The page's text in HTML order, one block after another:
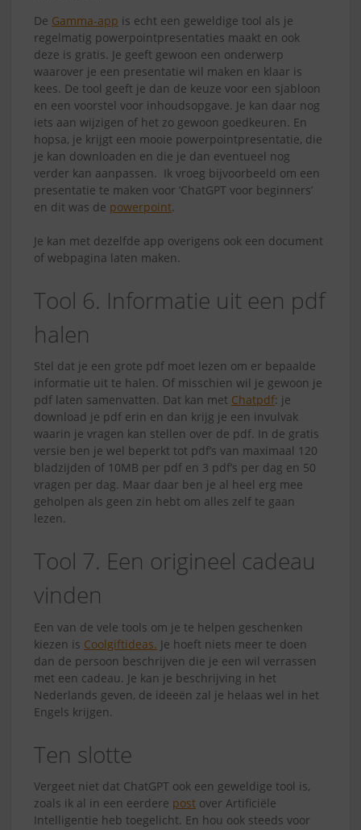
De Gamma-app is echt een geweldige tool als je
regelmatig powerpointpresentaties maakt en ook
deze is gratis. Je geeft gewoon een onderwerp
waarover je een presentatie wil maken en klaar is
kees. De tool geeft je dan de keuze voor een sjabloon
en een voorstel voor inhoudsopgave. Je kan daar nog
iets aan wijzigen of het zo gewoon goedkeuren. En
hopsa, je krijgt een mooie powerpointpresentatie, die
je kan downloaden en die je dan eventueel nog
verder kan aanpassen. Ik vroeg bijvoorbeeld om een
presentatie te maken voor ‘ChatGPT voor beginners’
en dit was de powerpoint.
Je kan met dezelfde app overigens ook een document
of webpagina laten maken.
Tool 6. Informatie uit een pdf
halen
Stel dat je een grote pdf moet lezen om er bepaalde
informatie uit te halen. Of misschien wil je gewoon je
pdf laten samenvatten. Dat kan met Chatpdf: je
download je pdf erin en dan krijg je een invulvak
waarin je vragen kan stellen over de pdf. In de gratis
versie ben je wel beperkt tot pdf’s van maximaal 120
bladzijden of 10MB per pdf en 3 pdf’s per dag en 50
vragen per dag. Maar daar ben je al heel erg mee
geholpen als geen zin hebt om alles zelf te gaan
lezen.
Tool 7. Een origineel cadeau
vinden
Een van de vele tools om je te helpen geschenken
kiezen is Coolgiftideas. Je hoeft niets meer te doen
dan de persoon beschrijven die je een wil verrassen
met een cadeau. Je kan je beschrijving in het
Nederlands geven, de ideeën zal je helaas wel in het
Engels krijgen.
Ten slotte
Vergeet niet dat ChatGPT ook een geweldige tool is,
zoals ik al in een eerdere post over Artificiële
Intelligentie heb toegelicht. En hou ook steeds voor